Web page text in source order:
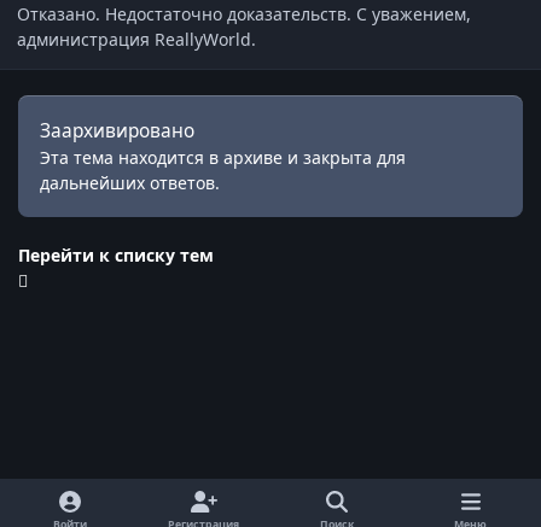
Отказано. Недостаточно доказательств. С уважением,
администрация ReallyWorld.
Заархивировано
Эта тема находится в архиве и закрыта для
дальнейших ответов.
Перейти к списку тем